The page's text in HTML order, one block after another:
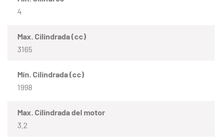
4
Max. Cilindrada (cc)
3165
Mín. Cilindrada (cc)
1998
Max. Cilindrada del motor
3.2